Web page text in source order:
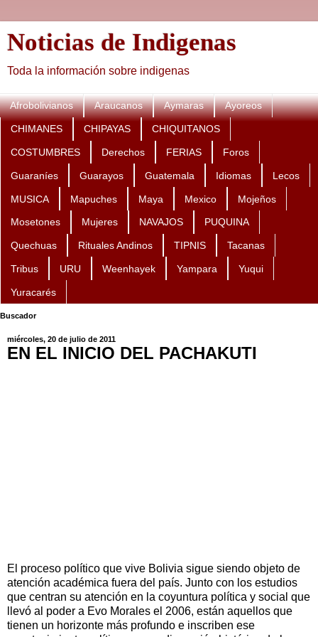
Noticias de Indigenas
Toda la información sobre indigenas
Afrobolivianos Araucanos Aymaras Ayoreos
CHIMANES CHIPAYAS CHIQUITANOS
COSTUMBRES Derechos FERIAS Foros
Guaraníes Guarayos Guatemala Idiomas Lecos
MUSICA Mapuches Maya Mexico Mojeños
Mosetones Mujeres NAVAJOS PUQUINA
Quechuas Rituales Andinos TIPNIS Tacanas
Tribus URU Weenhayek Yampara Yuqui
Yuracarés
Buscador
miércoles, 20 de julio de 2011
EN EL INICIO DEL PACHAKUTI
El proceso político que vive Bolivia sigue siendo objeto de
atención académica fuera del país. Junto con los estudios
que centran su atención en la coyuntura política y social que
llevó al poder a Evo Morales el 2006, están aquellos que
tienen un horizonte más profundo e inscriben ese